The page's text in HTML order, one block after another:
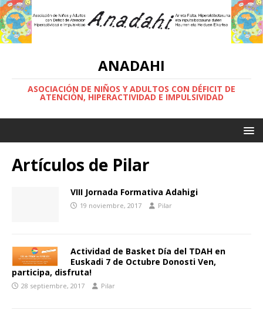
ANADAHI
ASOCIACIÓN DE NIÑOS Y ADULTOS CON DÉFICIT DE
ATENCIÓN, HIPERACTIVIDAD E IMPULSIVIDAD
Artículos de Pilar
VIII Jornada Formativa Adahigi
19 noviembre, 2017 Pilar
Actividad de Basket Día del TDAH en
Euskadi 7 de Octubre Donosti Ven,
participa, disfruta!
28 septiembre, 2017 Pilar